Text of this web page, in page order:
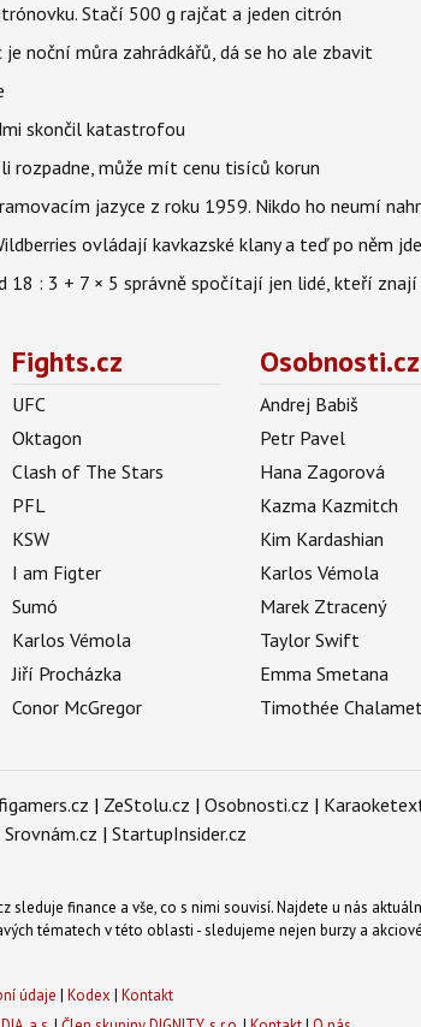
Stačí 500 g rajčat a jeden citrón
noční můra zahrádkářů, dá se ho ale zbavit
skončil katastrofou
rozpadne, může mít cenu tisíců korun
jazyce z roku 1959. Nikdo ho neumí
ovládají kavkazské klany a teď po něm
: 3 + 7 × 5 správně spočítají jen lidé, kteří
Fights.cz
UFC
Oktagon
Clash of The Stars
PFL
KSW
I am Figter
Sumó
Karlos Vémola
Jiří Procházka
Conor McGregor
Osobnosti.cz
Andrej Babiš
Petr Pavel
Hana Zagorová
Kazma Kazmitch
Kim Kardashian
Karlos Vémola
Marek Ztracený
Taylor Swift
Emma Smetana
Timothée
| ZeStolu.cz | Osobnosti.cz |
Srovnám.cz | StartupInsider.cz
sleduje finance a vše, co s nimi souvisí. Najdete u nás
tématech v této oblasti - sledujeme nejen burzy a
údaje | Kodex | Kontakt